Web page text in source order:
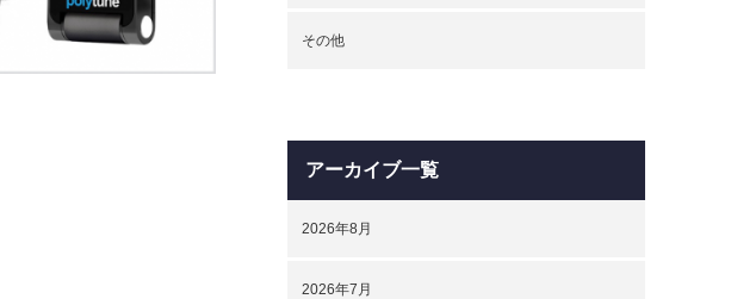
その他
アーカイブ一覧
2026年8月
2026年7月